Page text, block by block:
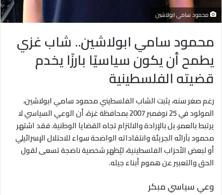
محمود سامي ابولاشين
محمود سامي ابولاشين.. شاب غزي
يطمح أن يكون سياسيًا بارزًا يخدم
قضيته الفلسطينية
رغم صغر سنه، يثبت الشاب الفلسطيني محمود سامي ابولاشين،
المولود في 25 نوفمبر 2007 بمحافظة غزة، أن الوعي السياسي لا
يرتبط بالعمر، بل بالإرادة والالتزام تجاه القضايا الوطنية. فقد اشتهر
محمود بآرائه الجريئة وانتقاداته الواضحة سواء للاحتلال الإسرائيلي
أو لبعض الأحزاب الفلسطينية، ليُظهر شخصية ناضجة تسعى لقول
الحق والتعبير عن هموم أبناء جيله.
وعي سياسي مبكر